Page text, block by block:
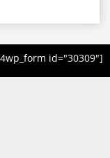
id="30309"]